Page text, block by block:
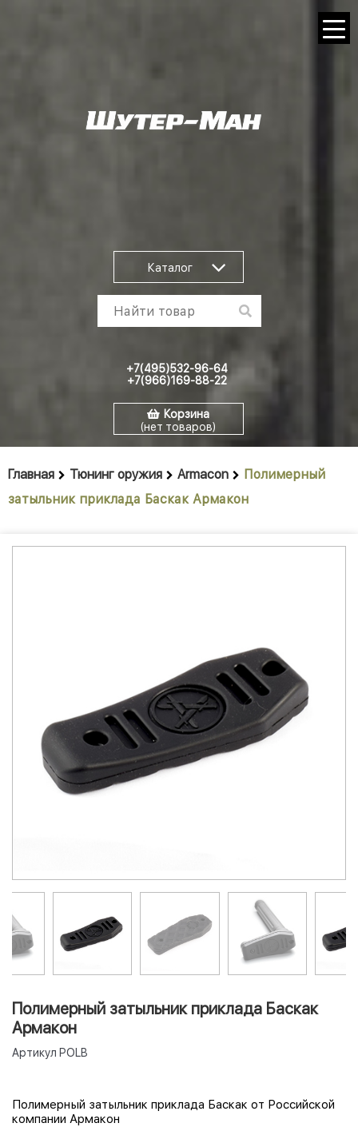
Каталог
+7(495)532-96-64
+7(966)169-88-22
Корзина
(нет товаров)
Главная Тюнинг оружия Armacon
Полимерный
затыльник приклада Баскак Армакон
Полимерный затыльник приклада Баскак
Армакон
Артикул POLB
Полимерный затыльник приклада Баскак от Российской
компании Армакон